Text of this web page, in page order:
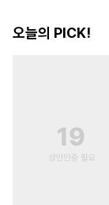
오늘의 PICK!